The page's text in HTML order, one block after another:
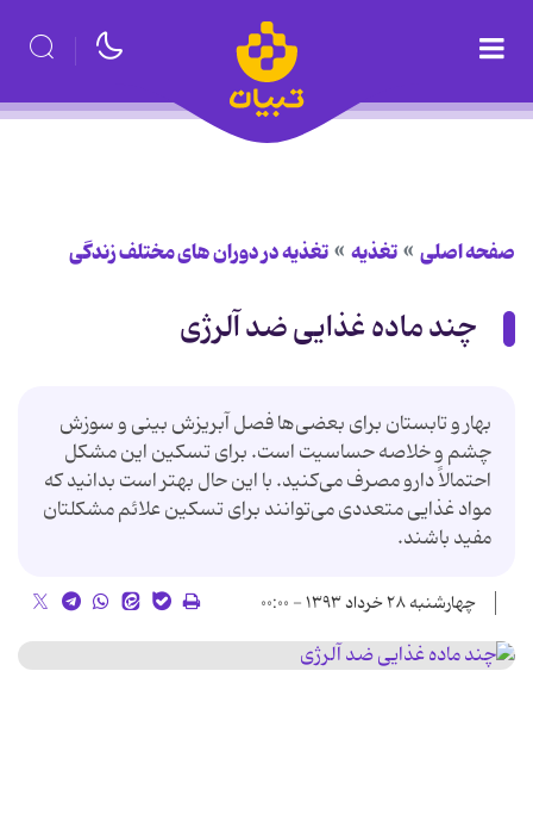
صفحه اصلی تغذیه تغذیه در دوران های مختلف زندگی
چند ماده غذایی ضد آلرژی
بهار و تابستان برای بعضی‌ها فصل آبریزش بینی و سوزش
چشم و خلاصه حساسیت است. برای تسکین این مشکل
احتمالاً دارو مصرف می‌کنید. با این حال بهتر است بدانید که
مواد غذایی متعددی می‌توانند برای تسکین علائم مشکلتان
مفید باشند.
چهارشنبه ۲۸ خرداد ۱۳۹۳ - ۰۰:۰۰